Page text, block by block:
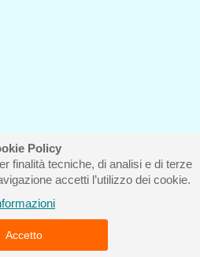
Policy
finalità tecniche, di analisi e di terze
accetti l’utilizzo dei cookie.
Accetto
- Via Carlo Pisacane 9/11 57025